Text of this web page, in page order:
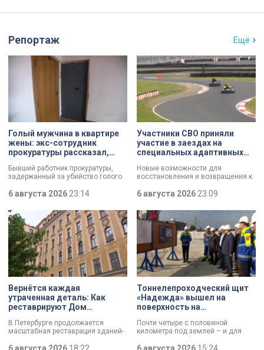
Репортаж Ещё
Голый мужчина в квартире
жены: экс-сотрудник
прокуратуры рассказал,
Бывший работник прокуратуры,
задержанный за убийство голого
которые толкнули его на страшное
вынес мертвеца из дома на улице
Луначарского, выдавая
бездыханного мужчину за
изрядно перебравшего приятеля.
6 августа 202623:14
Участники СВО приняли
участие в заездах на
специальных адаптивных
Новые возможности для
восстановления и возвращения к
фонда «СВОй дом» в Петербурге
специальной военной операции,
которые сейчас проходят курс
реабилитации. Главным событием
дня стали заезды на специальных
адаптивных карт-машинах, где
ветераны смогли лично
протестировать технику и
почувствовать скорость.
6 августа 202623:09
Вернётся каждая
утраченная деталь: Как
реставрируют Дом
Святого Николая на улице
Марата
В Петербурге продолжается
масштабная реставрация зданий-
губернаторской программы.
Тоннелепроходческий щит
«Надежда» вышел на
поверхность на
Почти четыре с половиной
километра под землей – и для
проходческий щит вышел на